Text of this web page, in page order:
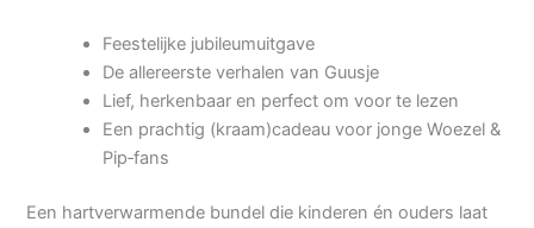
Feestelijke jubileumuitgave
De allereerste verhalen van Guusje
Lief, herkenbaar en perfect om voor te lezen
Een prachtig (kraam)cadeau voor jonge Woezel &
Pip‑fans
Een hartverwarmende bundel die kinderen én ouders laat